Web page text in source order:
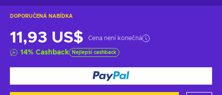
DOPORUČENÁ NABÍDKA
11,93 US$ Cena není konečná
14% Cashback Nejlepší cashback